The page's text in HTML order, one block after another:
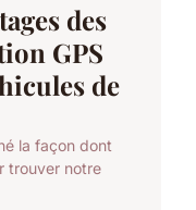
des
GPS
de
la façon dont
trouver notre